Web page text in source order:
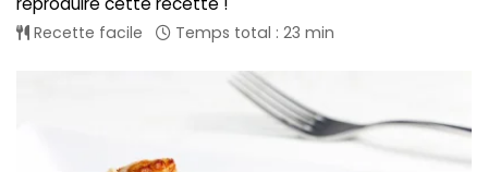
Recette facile Temps total : 23 min